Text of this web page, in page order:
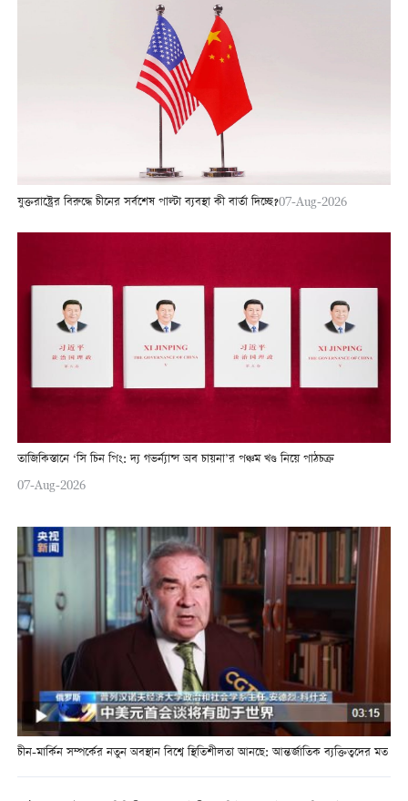
যুক্তরাষ্ট্রের বিরুদ্ধে চীনের সর্বশেষ পাল্টা ব্যবস্থা কী বার্তা দিচ্ছে?07-Aug-2026
তাজিকিস্তানে ‘সি চিন পিং: দ্য গভর্ন্যান্স অব চায়না’র পঞ্চম খণ্ড নিয়ে পাঠচক্র
07-Aug-2026
চীন-মার্কিন সম্পর্কের নতুন অবস্থান বিশ্বে স্থিতিশীলতা আনছে: আন্তর্জাতিক ব্যক্তিত্বদের মত